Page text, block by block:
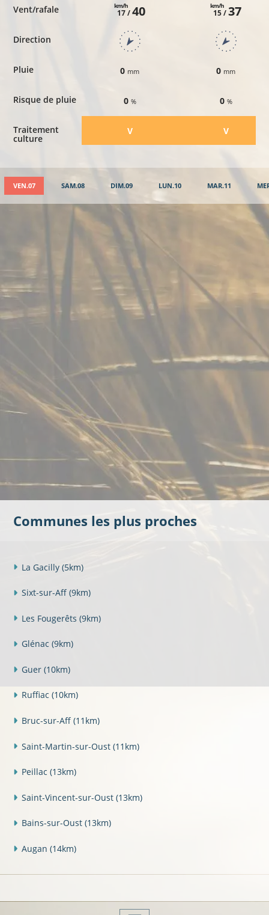
Vent/rafale
Direction
Pluie
Risque de pluie
Traitement
culture
17 /
km/h 40
0 mm
0 %
​V
15 /
km/h 37
0 mm
0 %
​V
VEN.07 SAM.08 DIM.09 LUN.10 MAR.11
Communes les plus proches
La Gacilly (5km)
Sixt-sur-Aff (9km)
Les Fougerêts (9km)
Glénac (9km)
Guer (10km)
Ruffiac (10km)
Bruc-sur-Aff (11km)
Saint-Martin-sur-Oust (11km)
Peillac (13km)
Saint-Vincent-sur-Oust (13km)
Bains-sur-Oust (13km)
Augan (14km)